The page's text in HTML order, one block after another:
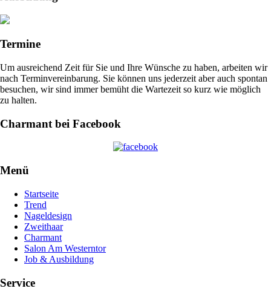
Termine
Um ausreichend Zeit für Sie und Ihre Wünsche zu haben, arbeiten wir
nach Terminvereinbarung. Sie können uns jederzeit aber auch spontan
besuchen, wir sind immer bemüht die Wartezeit so kurz wie möglich
zu halten.
Charmant bei Facebook
Menü
Startseite
Trend
Nageldesign
Zweithaar
Charmant
Salon Am Westerntor
Job & Ausbildung
Service